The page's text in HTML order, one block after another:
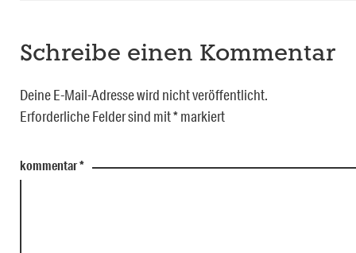
Schreibe einen Kommentar
Deine E-Mail-Adresse wird nicht veröffentlicht.
Erforderliche Felder sind mit*markiert
kommentar*